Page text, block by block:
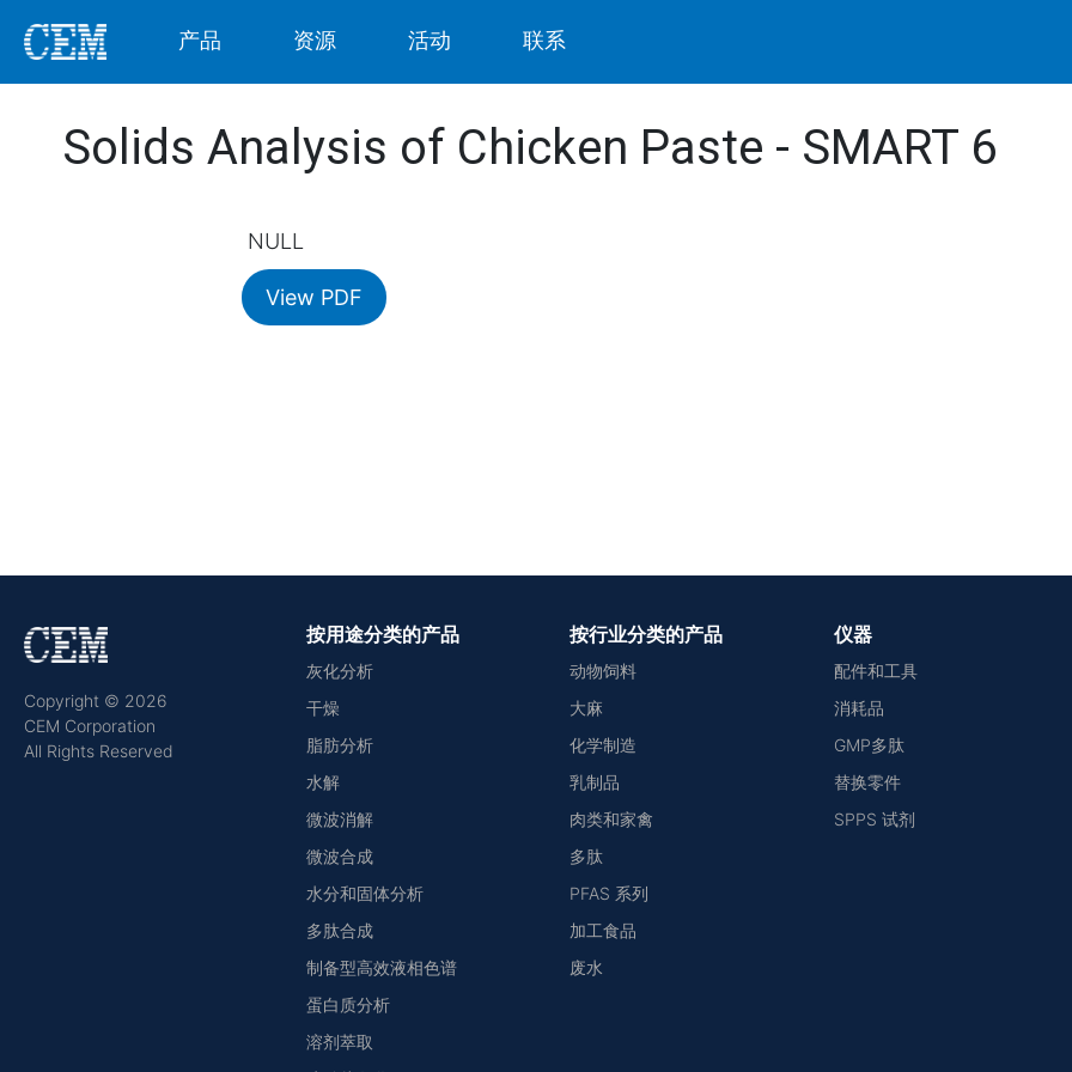
产品 资源 活动 联系
Solids Analysis of Chicken Paste - SMART 6
NULL
View PDF
Copyright © 2026
CEM Corporation
All Rights Reserved
按用途分类的产品
灰化分析
干燥
脂肪分析
水解
微波消解
微波合成
水分和固体分析
多肽合成
制备型高效液相色谱
蛋白质分析
溶剂萃取
按行业分类的产品
动物饲料
大麻
化学制造
乳制品
肉类和家禽
多肽
PFAS 系列
加工食品
废水
仪器
配件和工具
消耗品
GMP多肽
替换零件
SPPS 试剂